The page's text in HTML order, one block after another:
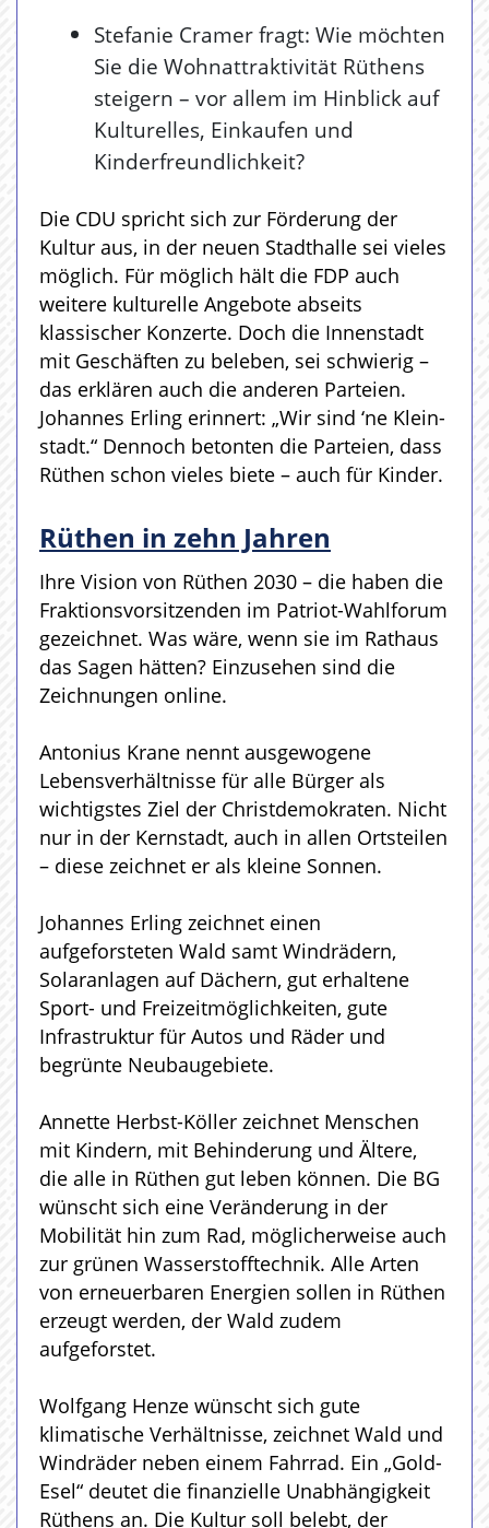
Stefanie Cramer fragt: Wie möchten
Sie die Wohnattraktivität Rüthens
steigern – vor allem im Hinblick auf
Kulturelles, Einkaufen und
Kinderfreundlichkeit?
Die CDU spricht sich zur Förderung der
Kultur aus, in der neuen Stadthalle sei vieles
möglich. Für möglich hält die FDP auch
weitere kulturelle Angebote abseits
klassischer Konzerte. Doch die Innenstadt
mit Geschäften zu beleben, sei schwierig –
das erklären auch die anderen Parteien.
Johannes Erling erinnert: „Wir sind ‘ne Klein-
stadt.“ Dennoch betonten die Parteien, dass
Rüthen schon vieles biete – auch für Kinder.
Rüthen in zehn Jahren
Ihre Vision von Rüthen 2030 – die haben die
Fraktionsvorsitzenden im Patriot-Wahlforum
gezeichnet. Was wäre, wenn sie im Rathaus
das Sagen hätten? Einzusehen sind die
Zeichnungen online.
Antonius Krane nennt ausgewogene
Lebensverhältnisse für alle Bürger als
wichtigstes Ziel der Christdemokraten. Nicht
nur in der Kernstadt, auch in allen Ortsteilen
– diese zeichnet er als kleine Sonnen.
Johannes Erling zeichnet einen
aufgeforsteten Wald samt Windrädern,
Solaranlagen auf Dächern, gut erhaltene
Sport- und Freizeitmöglichkeiten, gute
Infrastruktur für Autos und Räder und
begrünte Neubaugebiete.
Annette Herbst-Köller zeichnet Menschen
mit Kindern, mit Behinderung und Ältere,
die alle in Rüthen gut leben können. Die BG
wünscht sich eine Veränderung in der
Mobilität hin zum Rad, möglicherweise auch
zur grünen Wasserstofftechnik. Alle Arten
von erneuerbaren Energien sollen in Rüthen
erzeugt werden, der Wald zudem
aufgeforstet.
Wolfgang Henze wünscht sich gute
klimatische Verhältnisse, zeichnet Wald und
Windräder neben einem Fahrrad. Ein „Gold-
Esel“ deutet die finanzielle Unabhängigkeit
Rüthens an. Die Kultur soll belebt, der